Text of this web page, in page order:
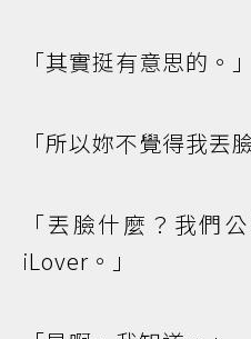
「其實挺有意思的。」
「所以妳不覺得我丟
「丟臉什麼？我們
iLover。」